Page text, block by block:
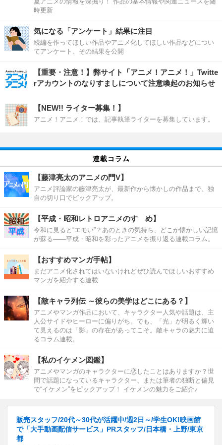
時更新
気になる「アンケート」結果に注目
続編を作ってほしい作品やアニメ化してほしい作品などについ
てアンケート、その結果を公開
【重要・注意！】弊サイト「アニメ！アニメ！」Twitte
rアカウントのなりすましについて注意喚起のお知らせ
【NEW!! ライター募集！】
アニメ！アニメ！では、記事執筆ライターを募集しています。
連載コラム
【藤津亮太のアニメの門V】
アニメ評論家の藤津亮太が、最新作から懐かしの作品まで、独
自の切り口でピックアップ。
【平成・昭和レトロアニメのすゝめ】
令和に見ると“エモい”？あのときの気持ち、どこか懐かしい記憶
が蘇る――平成・昭和を彩ったアニメを振り返る連載コラム。
【おすすめマンガ手帖】
まだアニメ化されてはいないけれどぜひ読んでほしいおすすめ
マンガを紹介する連載
【敵キャラ列伝 ～彼らの美学はどこにある？】
アニメやマンガ作品において、キャラクター人気や話題は、主
人公サイドやヒーローに偏りがち。でも、「光」が明るく輝い
て見えるのは「影」の存在があってこそ。敵キャラの魅力に迫
るコラム連載。
【私のイケメン図鑑】
アニメやマンガのキャラクターに恋したことはありますか？世
間で話題になっているキャラクター、または筆者の独断と偏見
で“イケメン”をピックアップ！ イケメンの魅力をご紹介♪
販売スタッフ/20代～30代が活躍中/週2日～/学生OK!映画館
で「大手動画配信サービス」PRスタッフ/日本橋・上野/東京
都